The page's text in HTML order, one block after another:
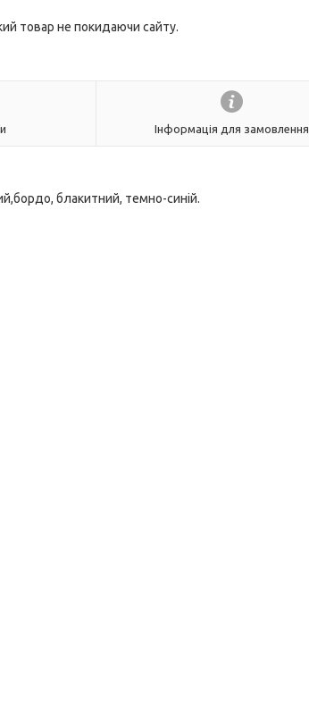
товар не покидаючи сайту.
Інформація для замовлення
блакитний, темно-синій.